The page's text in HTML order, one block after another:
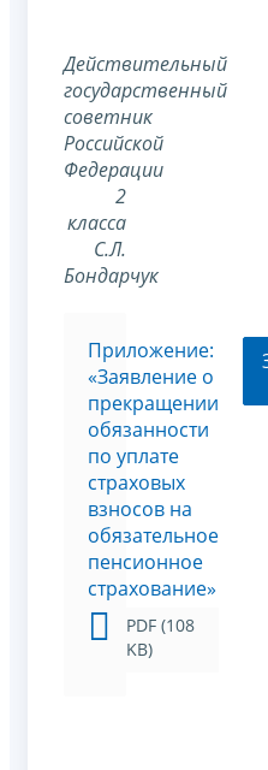
Действительный
государственный
советник
Российской
Федерации
2
класса
С.Л.
Бондарчук
Приложение:
«Заявление о
прекращении
обязанности
по уплате
страховых
взносов на
обязательное
пенсионное
страхование»
PDF (108
KB)